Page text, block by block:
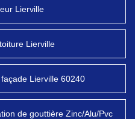
Lierville
Lierville
Lierville 60240
de gouttière Zinc/Alu/Pvc